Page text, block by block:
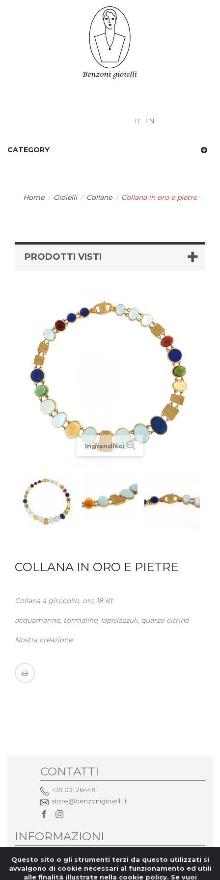
IT EN
CATEGORY
Home / Gioielli / Collane / Collana in oro e pietre
PRODOTTI VISTI
Ingrandisci
COLLANA IN ORO E PIETRE
Collana a girocollo, oro 18 Kt
acquamarine, tormaline, lapislazzuli, quarzo citrino
Nostra creazione
CONTATTI
+39 031 264481
store@benzonigioielli.it
INFORMAZIONI
CHI SIAMO
Questo sito o gli strumenti terzi da questo utilizzati si
avvalgono di cookie necessari al funzionamento ed utili
alle finalità illustrate nella cookie policy. Se vuoi